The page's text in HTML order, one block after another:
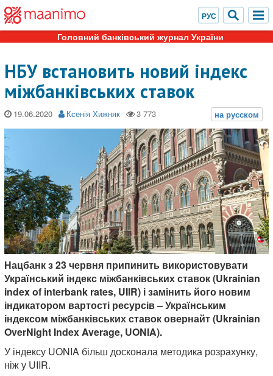
Головний банківський журнал України
НБУ встановить новий індекс
міжбанківських ставок
19.06.2020 Ксенія Хижняк
Нацбанк з 23 червня припинить використовувати
Український індекс міжбанківських ставок (Ukrainian
index of interbank rates, UIIR) і замінить його новим
індикатором вартості ресурсів – Українським
індексом міжбанківських ставок овернайт (Ukrainian
OverNight Index Average, UONIA).
У індексу UONIA більш досконала методика розрахунку,
ніж у UIIR.